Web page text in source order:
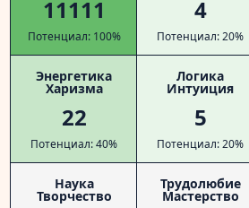
11111
Потенциал: 100%
4
Потенциал: 20%
Энергетика
Харизма
22
Потенциал: 40%
Логика
Интуиция
5
Потенциал: 20%
Наука
Творчество
Трудолюбие
Мастерство